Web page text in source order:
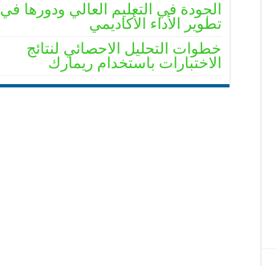
الجودة في التعليم العالي ودورها في
تطوير الأداء الأكاديمي
خطوات التحليل الاحصائي لنتائج
الاختبارات باستخدام ريمارك